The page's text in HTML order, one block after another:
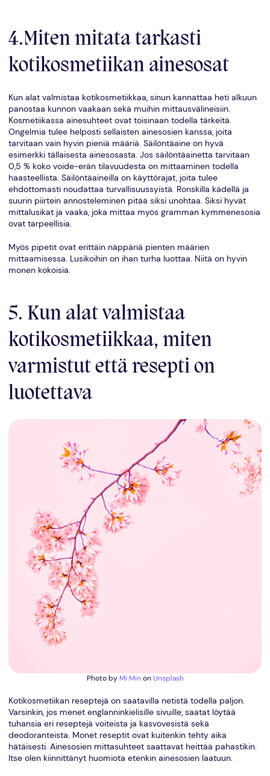
4.Miten mitata tarkasti
kotikosmetiikan ainesosat
Kun alat valmistaa kotikosmetiikkaa, sinun kannattaa heti alkuun
panostaa kunnon vaakaan sekä muihin mittausvälineisiin.
Kosmetiikassa ainesuhteet ovat toisinaan todella tärkeitä.
Ongelmia tulee helposti sellaisten ainesosien kanssa, joita
tarvitaan vain hyvin pieniä määriä. Säilöntäaine on hyvä
esimerkki tällaisesta ainesosasta. Jos säilöntäainetta tarvitaan
0,5 % koko voide-erän tilavuudesta on mittaaminen todella
haasteellista. Säilöntäaineilla on käyttörajat, joita tulee
ehdottomasti noudattaa turvallisuussyistä. Ronskilla kädellä ja
suurin piirtein annosteleminen pitää siksi unohtaa. Siksi hyvät
mittalusikat ja vaaka, joka mittaa myös gramman kymmenesosia
ovat tarpeellisia.
Myös pipetit ovat erittäin näppäriä pienten määrien
mittaamisessa. Lusikoihin on ihan turha luottaa. Niitä on hyvin
monen kokoisia.
5. Kun alat valmistaa
kotikosmetiikkaa, miten
varmistut että resepti on
luotettava
Photo by Mi MinonUnsplash
Kotikosmetiikan reseptejä on saatavilla netistä todella paljon.
Varsinkin, jos menet englanninkielisille sivuille, saatat löytää
tuhansia eri reseptejä voiteista ja kasvovesistä sekä
deodoranteista. Monet reseptit ovat kuitenkin tehty aika
hätäisesti. Ainesosien mittasuhteet saattavat heittää pahastikin.
Itse olen kiinnittänyt huomiota etenkin ainesosien laatuun.